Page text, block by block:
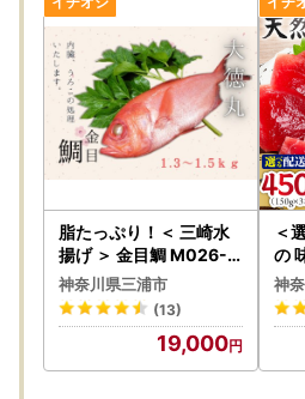
のにつきましては、返礼品ページ
ます。
■寄附受領証明書の発送時期につ
寄附金受領証明書・ワンストップ
方のみ)につきましては、
ご寄附をいただきました後2週間
郵送いたします。
※ご寄附のお申込みが多数の場合
間をいただく場合がございます。
脂たっぷり！＜ 三崎水
揚げ ＞ 金目鯛 M026-0
04-01 魚 冷凍
神奈川県三浦市
(13)
19,000
＜
の
き
然
神